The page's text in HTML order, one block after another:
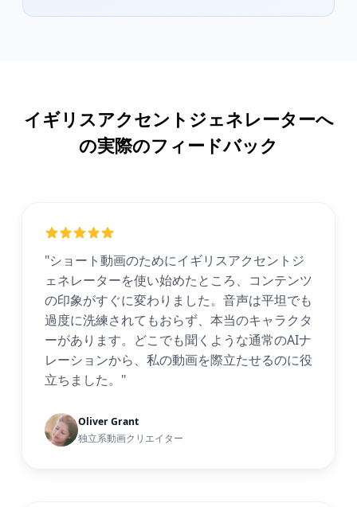
イギリスアクセントジェネレーターへ
の実際のフィードバック
"ショート動画のためにイギリスアクセントジ
ェネレーターを使い始めたところ、コンテンツ
の印象がすぐに変わりました。音声は平坦でも
過度に洗練されてもおらず、本当のキャラクタ
ーがあります。どこでも聞くような通常のAIナ
レーションから、私の動画を際立たせるのに役
立ちました。"
Oliver Grant
独立系動画クリエイター